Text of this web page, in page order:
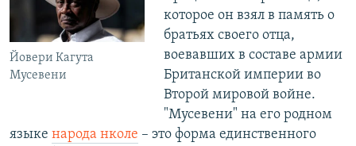
Йовери Кагута
Мусевени
которое он взял в память о
братьях своего отца,
воевавших в составе армии
Британской империи во
Второй мировой войне.
"Мусевени" на его родном
языке народа нколе – это форма единственного